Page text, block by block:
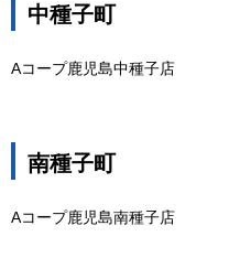
中種子町
Aコープ鹿児島中種子店
南種子町
Aコープ鹿児島南種子店